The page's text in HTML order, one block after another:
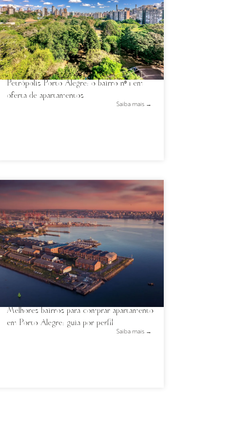
Petrópolis Porto Alegre: o bairro nº 1 em
oferta de apartamentos
Saiba mais →
Melhores bairros para comprar apartamento
em Porto Alegre: guia por perfil
Saiba mais →